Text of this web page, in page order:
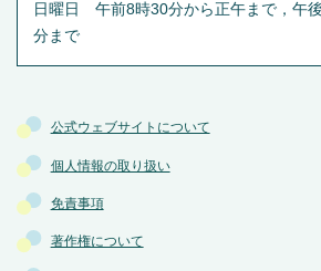
公式ウェブサイトについて
個人情報の取り扱い
免責事項
著作権について
日曜日 午前8時30分から正午まで，午
分まで